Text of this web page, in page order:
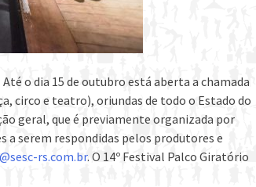
o dia 15 de outubro está aberta a chamada
circo e teatro), oriundas de todo o Estado do
geral, que é previamente organizada por
a serem respondidas pelos produtores e
rs.com.br. O 14º Festival Palco Giratório